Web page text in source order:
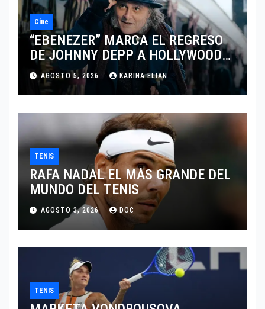
Cine
“EBENEZER” MARCA EL REGRESO
DE JOHNNY DEPP A HOLLYWOOD
TRAS SU PASO POR EL CINE
INDEPENDIENTE EUROPEO
AGOSTO 5, 2026 KARINA ELIAN
TENIS
RAFA NADAL EL MÁS GRANDE DEL
MUNDO DEL TENIS
AGOSTO 3, 2026 DOC
TENIS